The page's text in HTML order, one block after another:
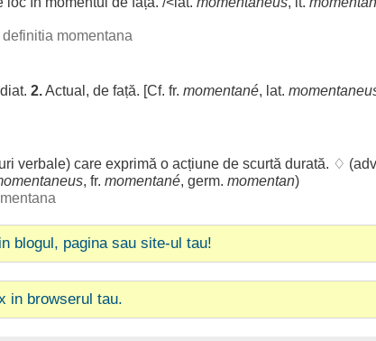
definitia momentana
. 2.Actual , de față. [Cf. fr. momentané, lat.
verbale) care exprimă o acțiune de scurtă durată. ♢
, fr. momentané, germ. momentan)
blogul, pagina sau site-ul tau!
in browserul tau.